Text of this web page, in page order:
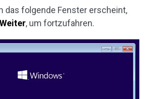
das folgende Fenster erscheint,
Weiter, um fortzufahren.